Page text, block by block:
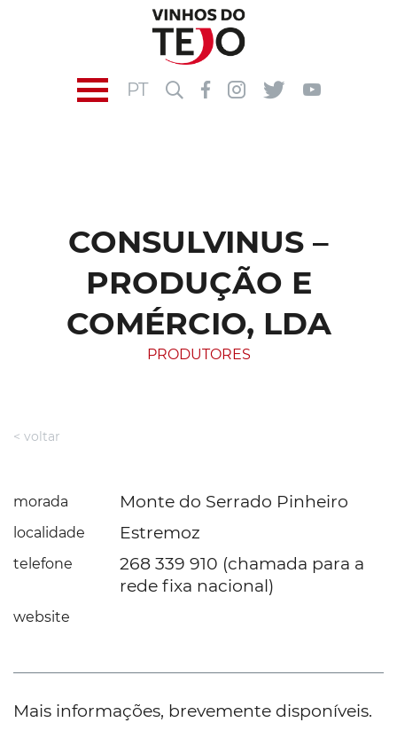
PT
CONSULVINUS –
PRODUÇÃO E
COMÉRCIO, LDA
PRODUTORES
< voltar
morada Monte do Serrado Pinheiro
localidade Estremoz
telefone
268 339 910 (chamada para a
rede fixa nacional)
website
Mais informações, brevemente disponíveis.